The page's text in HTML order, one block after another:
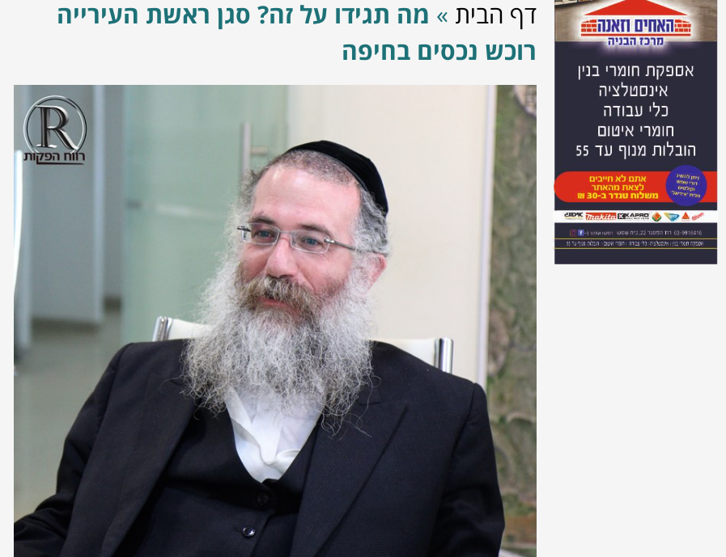
דף הבית » מה תגידו על זה? סגן ראשת העירייה
רוכש נכסים בחיפה